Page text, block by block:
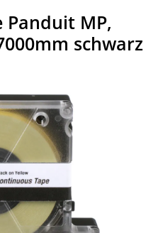
MP,
schwarz